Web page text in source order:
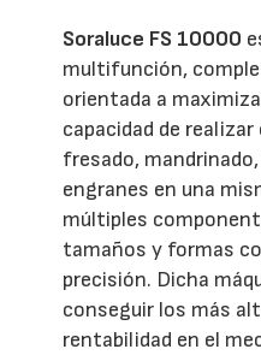
Soraluce FS 10000
multifunción,
orientada a
capacidad de
fresado,
engranes en una
múltiples
tamaños y formas
precisión. Dicha
conseguir los más
rentabilidad en el